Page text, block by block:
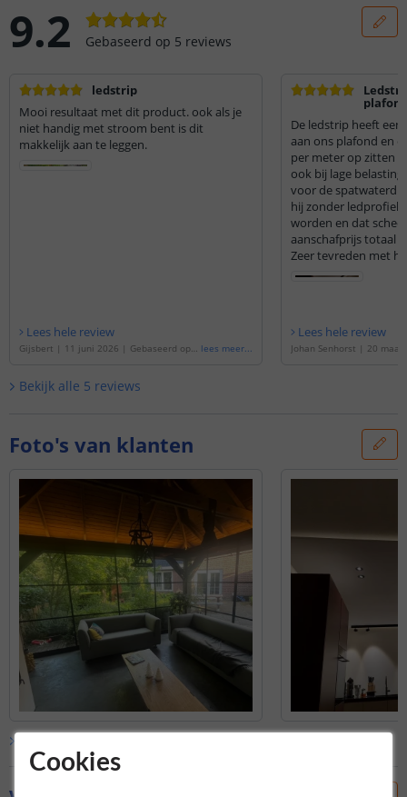
9.2 Gebaseerd op 5 reviews
ledstrip
Mooi resultaat met dit product. ook als je
niet handig met stroom bent is dit
makkelijk aan te leggen.
Lees hele review
Gijsbert | 11 juni 2026 | Gebaseerd op d lees meer...
De ledstrip heeft
aan ons plafond en
per meter op zitten
ook bij lage
voor de
hij zonder ledprofiel
worden en dat
aanschafprijs totaal .
Zeer tevreden met
Lees hele review
Johan Senhorst | 20
Bekijk alle 5 reviews
Foto's van klanten
Cookies